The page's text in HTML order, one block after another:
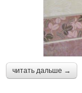
читать дальше →